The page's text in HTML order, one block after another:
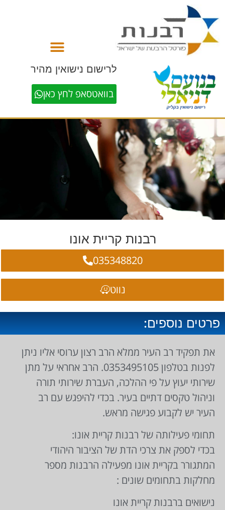
לרישום נישואין מהיר
בוואטסאפ לחץ כאן
רבנות קריית אונו
035348820
נווט
פרטים נוספים:
את תפקיד רב העיר ממלא הרב רצון ערוסי אליו ניתן
לפנות בטלפון 0353495105. הרב אחראי על מתן
שירותי יעוץ על פי ההלכה, העברת שירותי תורה
וניהול טקסים דתיים בעיר. בכדי להיפגש עם רב
העיר יש לקבוע פגישה מראש.
תחומי פעילותה של רבנות קריית אונו:
בכדי לספק את צרכי הדת של הציבור היהודי
המתגורר בקריית אונו מפעילה הרבנות מספר
מחלקות בתחומים שונים :
נישואים ברבנות קריית אונו